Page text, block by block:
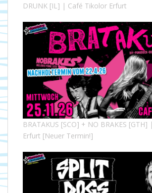
DRUNK [IL] | Café Tikolor Erfurt
BRATAKUS [SCO] + NO BRAKES
Erfurt [Neuer Termin!]